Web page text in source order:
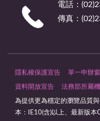
電話：
傳真：
隱私權保護宣告 單一申辦
資料開放宣告 法務部所屬
為提供更為穩定的瀏覽品質
本：IE10(含)以上、最新版